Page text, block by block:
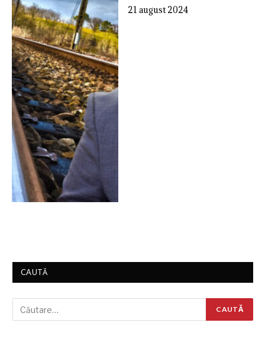
21 august 2024
CAUTĂ